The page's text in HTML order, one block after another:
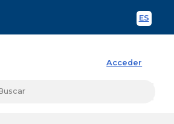
ES
Acceder